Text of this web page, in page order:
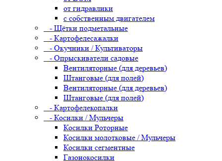
от гидравлики
с собственным двигателем
- Щётки подметальные
- Картофелесажалки
- Окучники / Культиваторы
- Опрыскиватели садовые
Вентиляторные (для деревьев)
Штанговые (для полей)
Вентиляторные (для деревьев)
Штанговые (для полей)
- Картофелекопалки
- Косилки / Мульчеры
Косилки Роторные
Косилки молотковые / Мульчеры
Косилки сегментные
Газонокосилки